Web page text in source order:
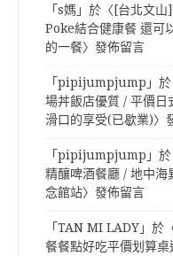
「s媽 」於〈 [台北文
Poke結合健康餐 還可
的一餐〉發佈留言
「pipijumpjump 」
場丼飯店優質 / 平價日
滑口的享受(已歇業)〉
「pipijumpjump 」
精釀啤酒餐廳 / 地中海
念館站〉發佈留言
「TAN MI LADY」於
餐餐點好吃平價划算